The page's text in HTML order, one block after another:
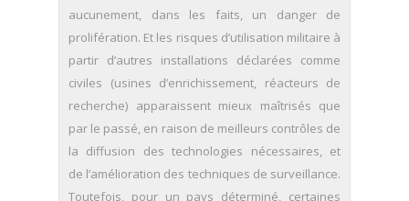
aucunement, dans les faits, un danger de
prolifération. Et les risques d’utilisation militaire à
partir d’autres installations déclarées comme
civiles (usines d’enrichissement, réacteurs de
recherche) apparaissent mieux maîtrisés que
par le passé, en raison de meilleurs contrôles de
la diffusion des technologies nécessaires, et
de l’amélioration des techniques de surveillance.
Toutefois, pour un pays déterminé, certaines